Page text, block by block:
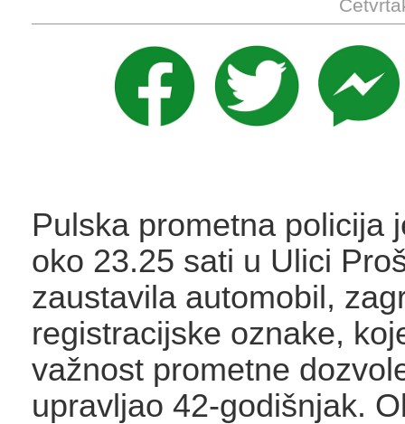
Pulska prometna policija
oko 23.25 sati u Ulici
zaustavila automobil,
registracijske oznake,
važnost prometne
upravljao 42-godišnjak.